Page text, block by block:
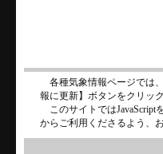
各種気象情報ページでは
報に更新】ボタンをクリッ
このサイトではJavaScript
からご利用くださるよう、